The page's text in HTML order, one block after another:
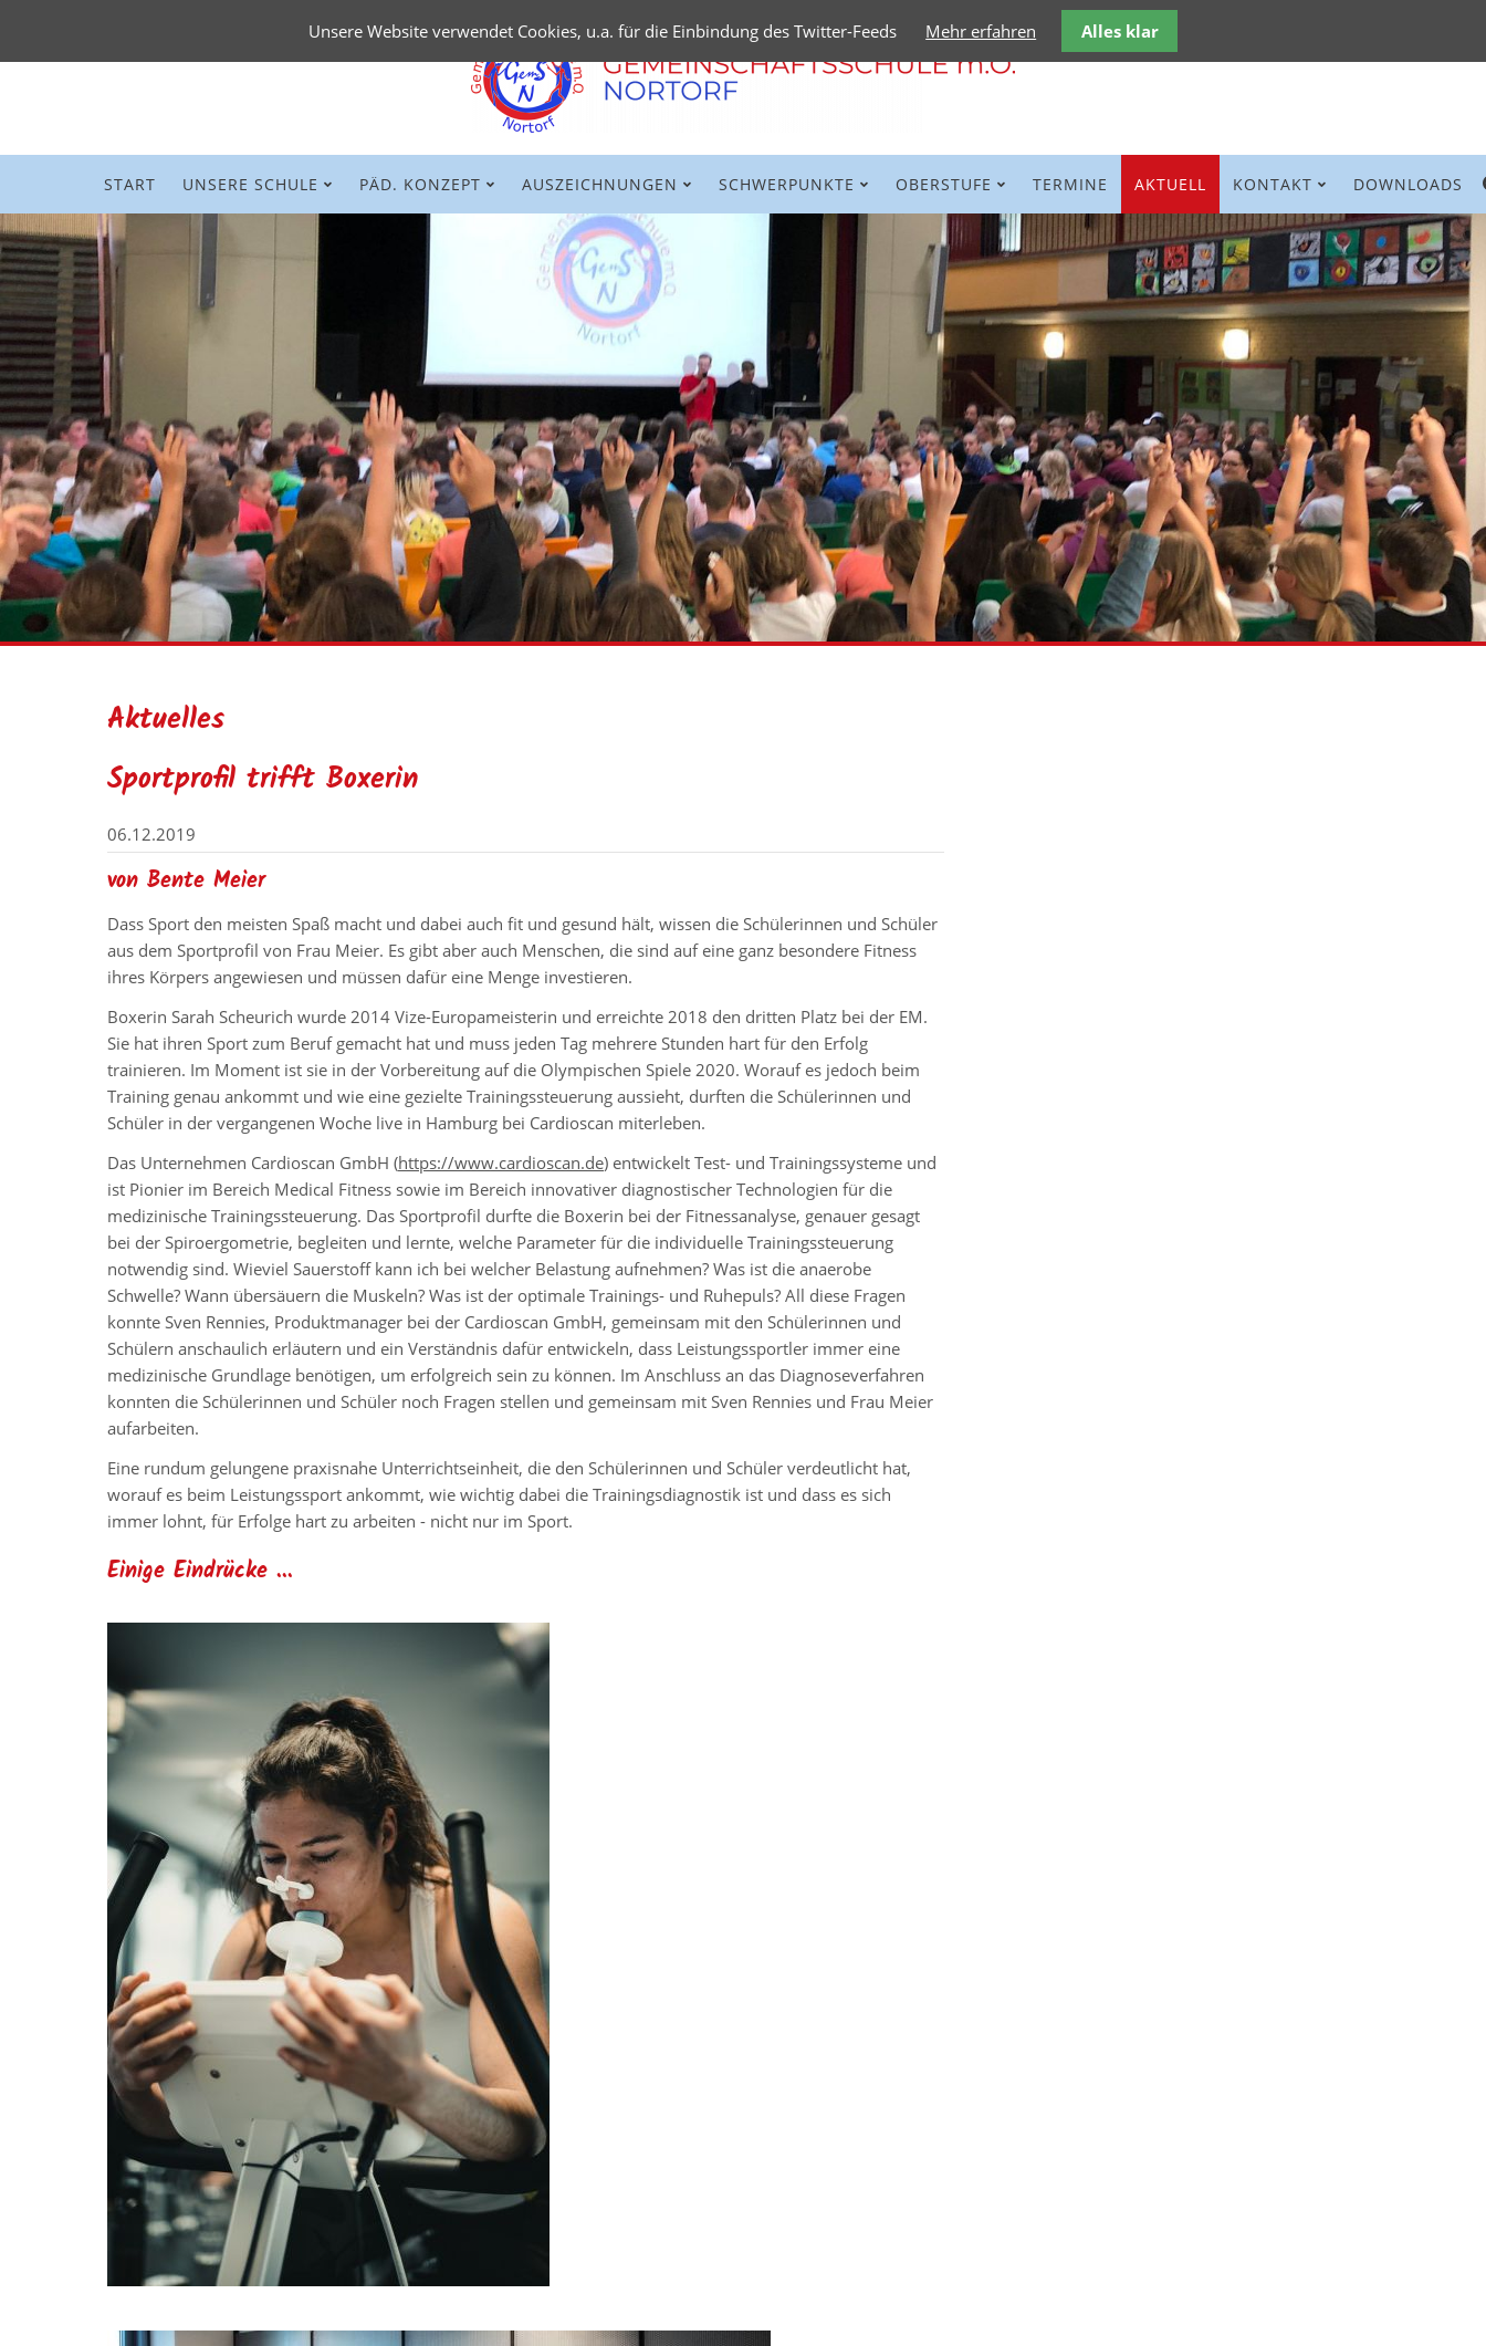
überspringen
START UNSERE SCHULE PÄD. KONZEPT AUSZEICHNUNGEN SCHWERPUNKTE OBERSTUFE TERMINE AKTUELL KONTAKT DOWNLOADS
Aktuelles
Sportprofil trifft Boxerin
06.12.2019
von Bente Meier
Dass Sport den meisten Spaß macht und dabei auch fit und gesund hält, wissen die Schülerinnen und Schüler
aus dem Sportprofil von Frau Meier. Es gibt aber auch Menschen, die sind auf eine ganz besondere Fitness
ihres Körpers angewiesen und müssen dafür eine Menge investieren.
Boxerin Sarah Scheurich wurde 2014 Vize-Europameisterin und erreichte 2018 den dritten Platz bei der EM.
Sie hat ihren Sport zum Beruf gemacht hat und muss jeden Tag mehrere Stunden hart für den Erfolg
trainieren. Im Moment ist sie in der Vorbereitung auf die Olympischen Spiele 2020. Worauf es jedoch beim
Training genau ankommt und wie eine gezielte Trainingssteuerung aussieht, durften die Schülerinnen und
Schüler in der vergangenen Woche live in Hamburg bei Cardioscan miterleben.
Das Unternehmen Cardioscan GmbH (https://www.cardioscan.de) entwickelt Test- und Trainingssysteme und
ist Pionier im Bereich Medical Fitness sowie im Bereich innovativer diagnostischer Technologien für die
medizinische Trainingssteuerung. Das Sportprofil durfte die Boxerin bei der Fitnessanalyse, genauer gesagt
bei der Spiroergometrie, begleiten und lernte, welche Parameter für die individuelle Trainingssteuerung
notwendig sind. Wieviel Sauerstoff kann ich bei welcher Belastung aufnehmen? Was ist die anaerobe
Schwelle? Wann übersäuern die Muskeln? Was ist der optimale Trainings- und Ruhepuls? All diese Fragen
konnte Sven Rennies, Produktmanager bei der Cardioscan GmbH, gemeinsam mit den Schülerinnen und
Schülern anschaulich erläutern und ein Verständnis dafür entwickeln, dass Leistungssportler immer eine
medizinische Grundlage benötigen, um erfolgreich sein zu können. Im Anschluss an das Diagnoseverfahren
konnten die Schülerinnen und Schüler noch Fragen stellen und gemeinsam mit Sven Rennies und Frau Meier
aufarbeiten.
Eine rundum gelungene praxisnahe Unterrichtseinheit, die den Schülerinnen und Schüler verdeutlicht hat,
worauf es beim Leistungssport ankommt, wie wichtig dabei die Trainingsdiagnostik ist und dass es sich
immer lohnt, für Erfolge hart zu arbeiten - nicht nur im Sport.
Einige Eindrücke ...
Unsere Website verwendet Cookies, u.a. für die Einbindung des Twitter-Feeds Mehr erfahren Alles klar